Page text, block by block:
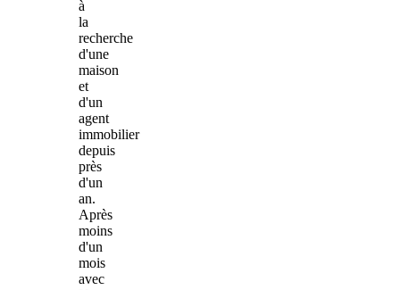
à
la
recherche
d'une
maison
et
d'un
agent
immobilier
depuis
près
d'un
an.
Après
moins
d'un
mois
avec